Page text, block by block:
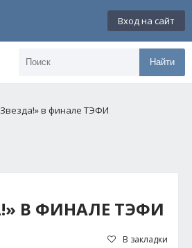
Вход на сайт
Найти
Звезда!» в финале ТЭФИ
В ФИНАЛЕ ТЭФИ
В закладки